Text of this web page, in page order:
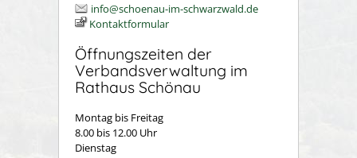
info@schoenau-im-schwarzwald.de
Kontaktformular
Öffnungszeiten der
Verbandsverwaltung im
Rathaus Schönau
Montag bis Freitag
8.00 bis 12.00 Uhr
Dienstag